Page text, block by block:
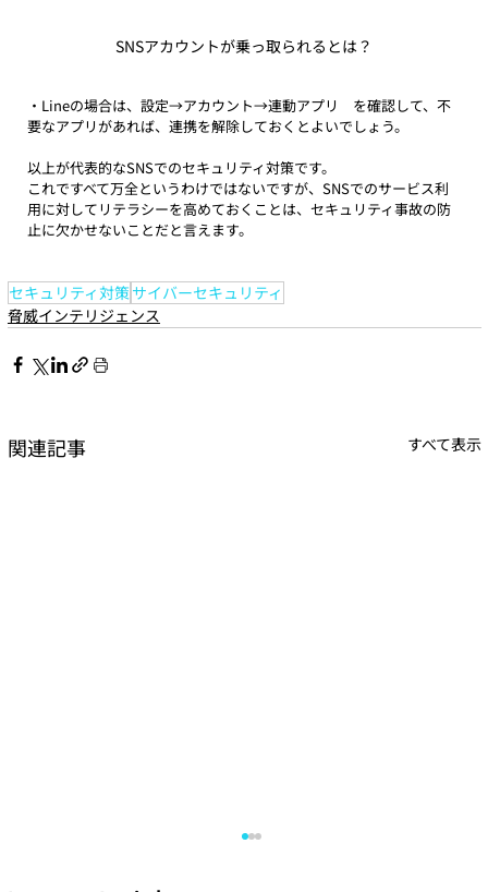
SNSアカウントが乗っ取られるとは？
・Lineの場合は、設定→アカウント→連動アプリ　を確認して、不
要なアプリがあれば、連携を解除しておくとよいでしょう。
以上が代表的なSNSでのセキュリティ対策です。
これですべて万全というわけではないですが、SNSでのサービス利
用に対してリテラシーを高めておくことは、セキュリティ事故の防
止に欠かせないことだと言えます。
セキュリティ対策サイバーセキュリティ
脅威インテリジェンス
関連記事 すべて表示